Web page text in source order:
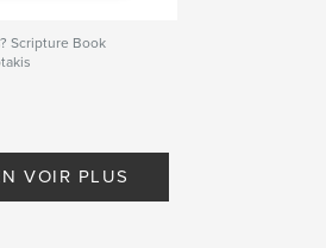
Scripture Book
VOIR PLUS